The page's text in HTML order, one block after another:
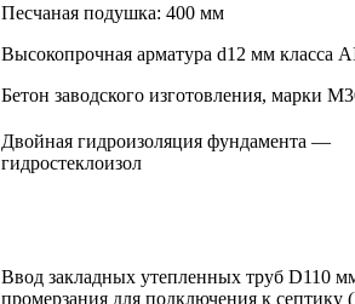
Песчаная подушка: 400 мм
Высокопрочная арматура d12 мм класса
Бетон заводского изготовления, марки
Двойная гидроизоляция фундамента —
гидростеклоизол
Ввод закладных утепленных труб D110
промерзания для подключения к септику